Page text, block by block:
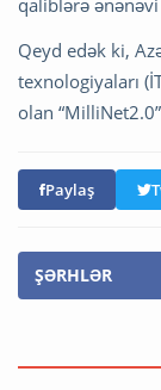
Qeyd edək ki,
texnologiyaları
olan
Paylaş
ŞƏRHLƏR